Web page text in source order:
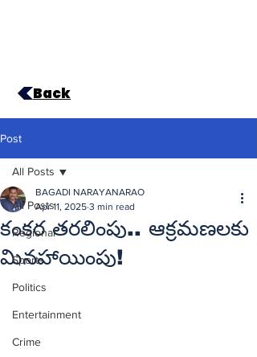
Back
Post
All Posts
Regional
Sports
Politics
Entertainment
Crime
All Posts
కంకర తరలింపు.. ఆక్రమణలకు
మినహాయింపు!
BAGADI NARAYANARAO
Apr 11, 2025 3 min read